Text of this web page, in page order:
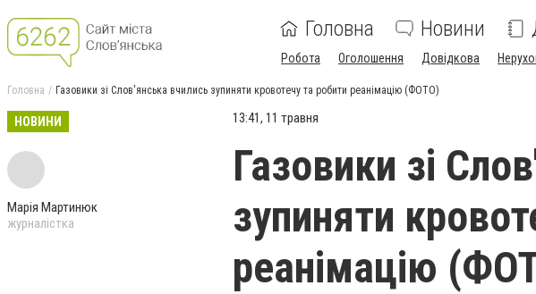
Головна Новини
Робота Оголошення Довідкова
Головна Газовики зі Слов'янська вчились зупиняти кровотечу та робити реанімацію (ФОТО)
НОВИНИ
Марія Мартинюк
журналістка
13:41, 11 травня
Газовики зі
зупиняти
реанімацію